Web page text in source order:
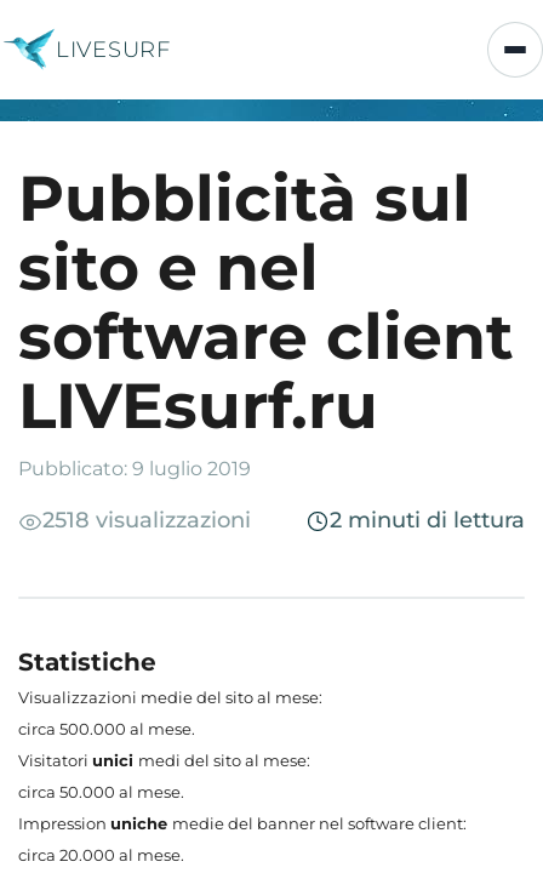
LIVESURF
Pubblicità sul
sito e nel
software client
LIVEsurf.ru
Pubblicato: 9 luglio 2019
2518 visualizzazioni 2 minuti di lettura
Statistiche
Visualizzazioni medie del sito al mese:
circa 500.000 al mese.
Visitatori unici medi del sito al mese:
circa 50.000 al mese.
Impression uniche medie del banner nel software client:
circa 20.000 al mese.